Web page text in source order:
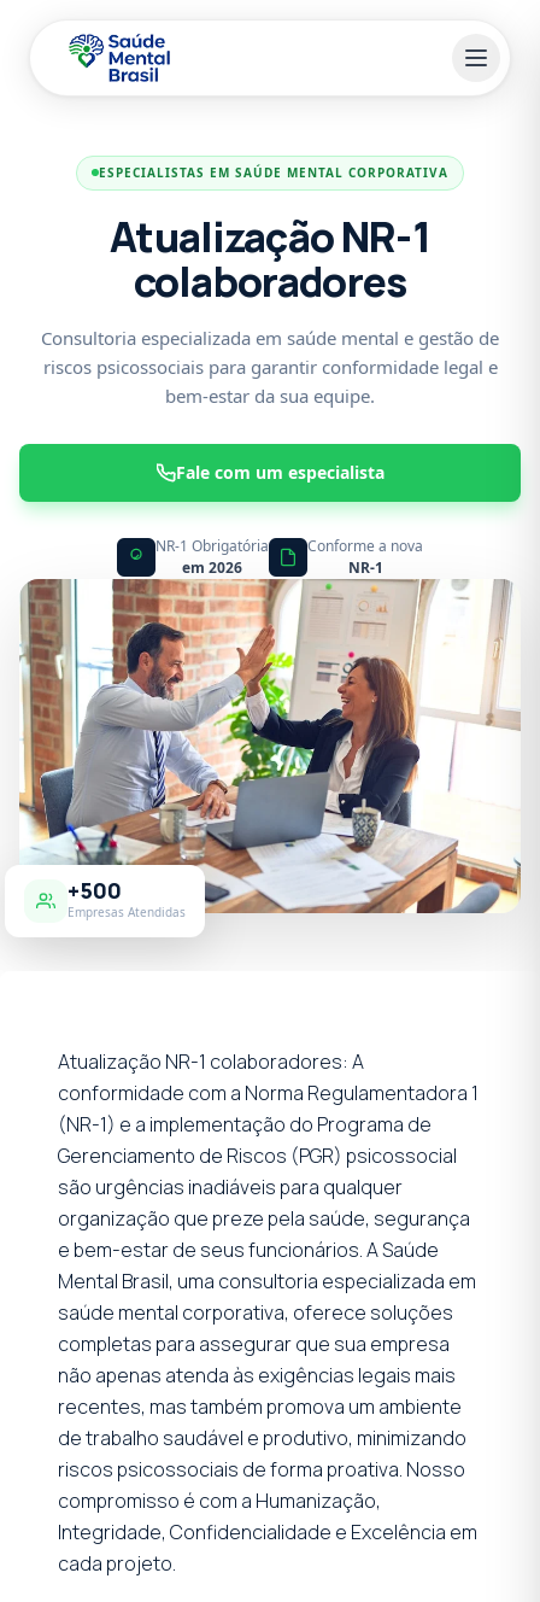
ESPECIALISTAS EM SAÚDE MENTAL CORPORATIVA
Atualização NR-1
colaboradores
Consultoria especializada em saúde mental e gestão de
riscos psicossociais para garantir conformidade legal e
bem-estar da sua equipe.
Fale com um especialista
NR-1 Obrigatória
em 2026
Conforme a nova
NR-1
+500
Empresas Atendidas
Atualização NR-1 colaboradores: A
conformidade com a Norma Regulamentadora 1
(NR-1) e a implementação do Programa de
Gerenciamento de Riscos (PGR) psicossocial
são urgências inadiáveis para qualquer
organização que preze pela saúde, segurança
e bem-estar de seus funcionários. A Saúde
Mental Brasil, uma consultoria especializada em
saúde mental corporativa, oferece soluções
completas para assegurar que sua empresa
não apenas atenda às exigências legais mais
recentes, mas também promova um ambiente
de trabalho saudável e produtivo, minimizando
riscos psicossociais de forma proativa. Nosso
compromisso é com a Humanização,
Integridade, Confidencialidade e Excelência em
cada projeto.